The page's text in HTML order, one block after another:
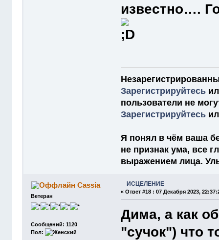
известно….
Зарегистрируйтесь
пользователи не
Зарегистрируйтесь
Я понял в чём ваша
не признак ума, все
выражением лица.
Cassia
Ветеран
Сообщений: 1120
Пол:
ИСЦЕЛЕНИЕ
«Ответ #18 : 07 Декабря 2023,
Дима, а как
"сучок") что